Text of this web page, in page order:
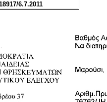
6.7.2011